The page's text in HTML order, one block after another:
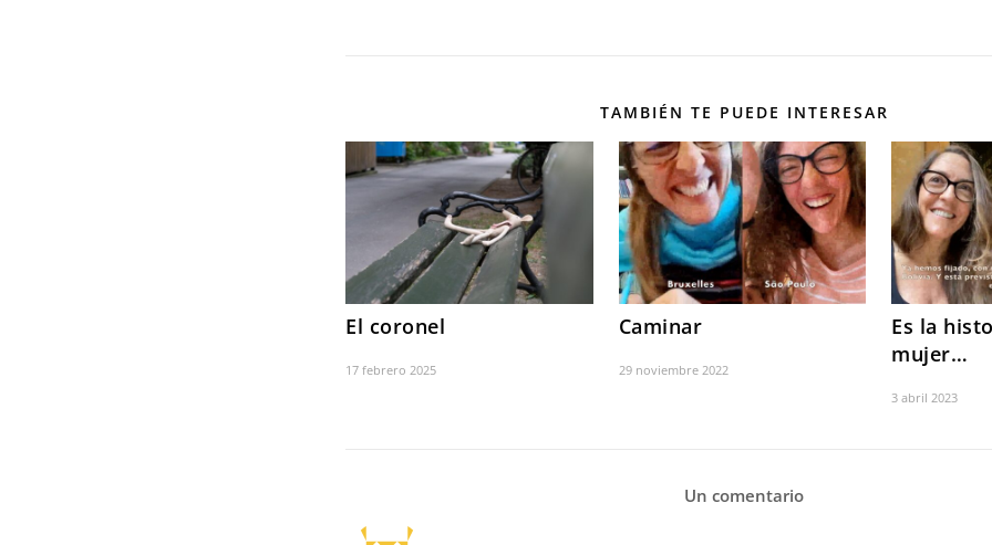
TAMBIÉN TE PUEDE INTERESAR
El coronel
17 febrero 2025
Caminar
29 noviembre 2022
Es la
mujer…
3 abril 2023
Un comentario